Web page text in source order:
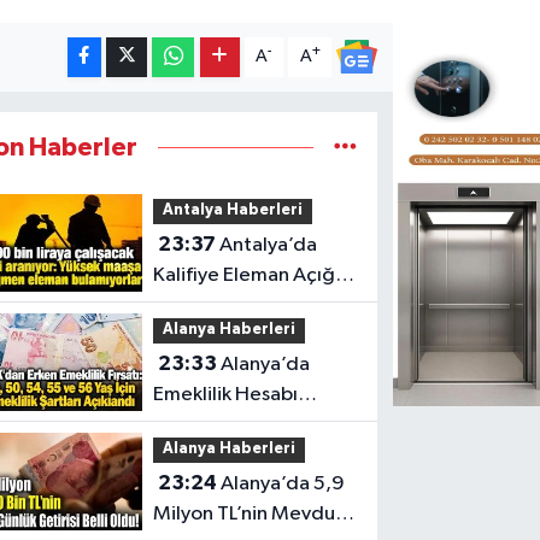
A- A+
Haberler
Antalya Haberleri
23:37 Antalya’da
Kalifiye Eleman Açığı
Sektörleri Zorluyor
Alanya Haberleri
23:33 Alanya’da
Emeklilik Hesabı
Yapanlar İçin Kritik Yaş
Şartları
Alanya Haberleri
23:24 Alanya’da 5,9
Milyon TL’nin Mevduat